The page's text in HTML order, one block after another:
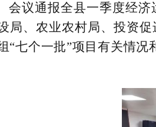
会议通报全县一季度经
局、农业农村局、投资
“七个一批”项目有关情况